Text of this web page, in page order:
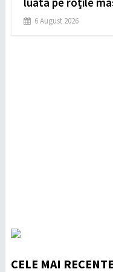
6 August 2026
CELE MAI RECENTE